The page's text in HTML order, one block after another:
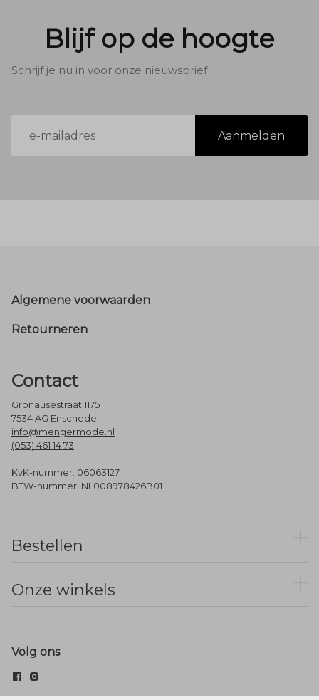
Blijf op de hoogte
Schrijf je nu in voor onze nieuwsbrief
mailadres
Aanmelden
Footer
Algemene voorwaarden
Retourneren
Contact
Gronausestraat 1175
7534 AG Enschede
info@mengermode.nl
(053) 461 14 73
KvK-nummer: 06063127
BTW-nummer: NL008978426B01
Bestellen
Onze winkels
Volg ons